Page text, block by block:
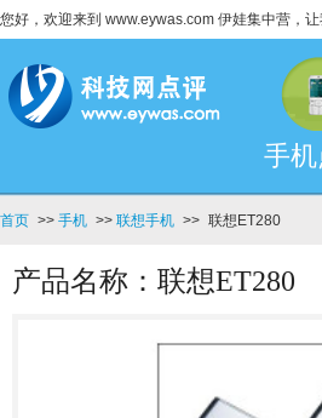
您好，欢迎来到 www.eywas.com 伊娃集中营，
手
首页 >> 手机 >> 联想手机 >> 联想ET280
产品名称：联想ET280